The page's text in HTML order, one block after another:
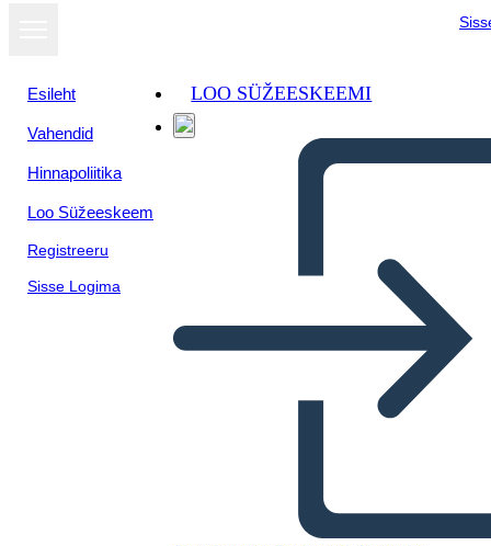
Esileht
Vahendid
Hinnapoliitika
Loo Süžeeskeem
Registreeru
Sisse Logima
LOO SÜŽEESKEEMI